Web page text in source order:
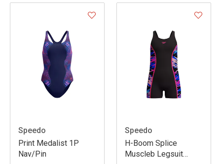
Speedo
Print Medalist 1P
Nav/Pin
Speedo
H-Boom Splice
Muscleb Legsuit